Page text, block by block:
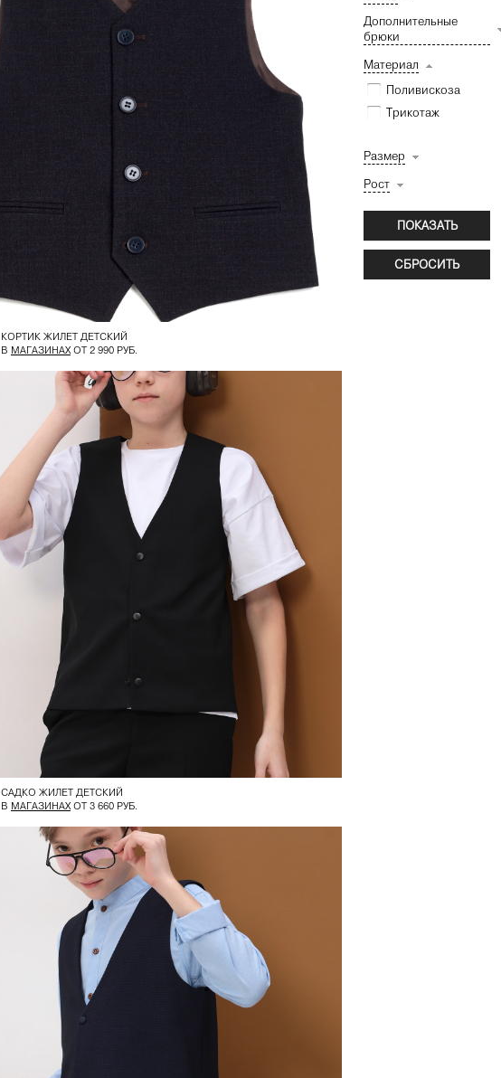
Дополнительные
брюки
Материал
Поливискоза
Трикотаж
Размер
Рост
КОРТИК ЖИЛЕТ ДЕТСКИЙ
В МАГАЗИНАХОТ 2 990 РУБ.
САДКО ЖИЛЕТ ДЕТСКИЙ
В МАГАЗИНАХОТ 3 660 РУБ.